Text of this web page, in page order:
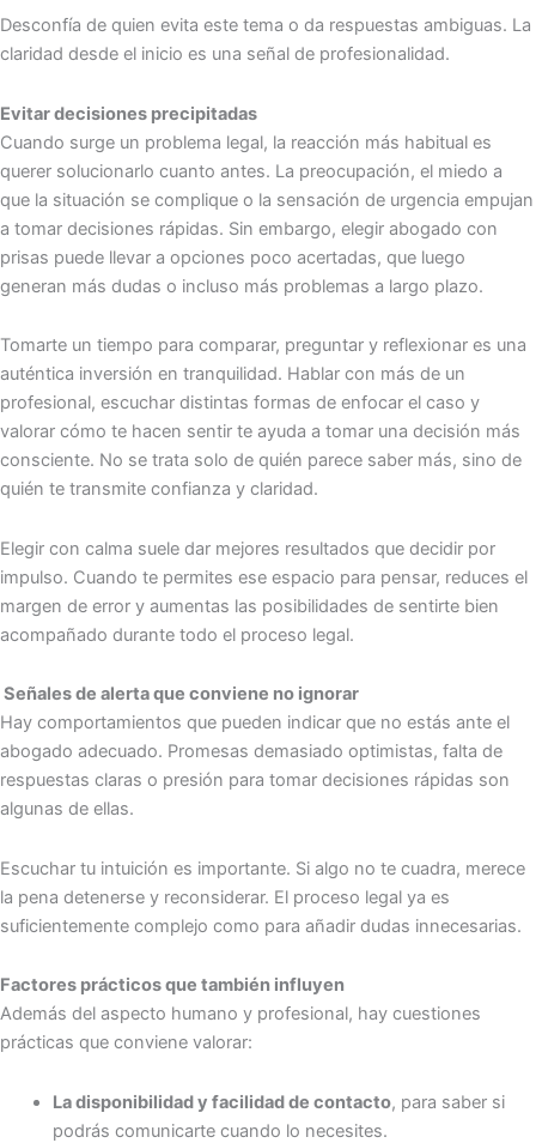
Desconfía de quien evita este tema o da respuestas ambiguas. La
claridad desde el inicio es una señal de profesionalidad.
Evitar decisiones precipitadas
Cuando surge un problema legal, la reacción más habitual es
querer solucionarlo cuanto antes. La preocupación, el miedo a
que la situación se complique o la sensación de urgencia empujan
a tomar decisiones rápidas. Sin embargo, elegir abogado con
prisas puede llevar a opciones poco acertadas, que luego
generan más dudas o incluso más problemas a largo plazo.
Tomarte un tiempo para comparar, preguntar y reflexionar es una
auténtica inversión en tranquilidad. Hablar con más de un
profesional, escuchar distintas formas de enfocar el caso y
valorar cómo te hacen sentir te ayuda a tomar una decisión más
consciente. No se trata solo de quién parece saber más, sino de
quién te transmite confianza y claridad.
Elegir con calma suele dar mejores resultados que decidir por
impulso. Cuando te permites ese espacio para pensar, reduces el
margen de error y aumentas las posibilidades de sentirte bien
acompañado durante todo el proceso legal.
Señales de alerta que conviene no ignorar
Hay comportamientos que pueden indicar que no estás ante el
abogado adecuado. Promesas demasiado optimistas, falta de
respuestas claras o presión para tomar decisiones rápidas son
algunas de ellas.
Escuchar tu intuición es importante. Si algo no te cuadra, merece
la pena detenerse y reconsiderar. El proceso legal ya es
suficientemente complejo como para añadir dudas innecesarias.
Factores prácticos que también influyen
Además del aspecto humano y profesional, hay cuestiones
prácticas que conviene valorar:
La disponibilidad y facilidad de contacto, para saber si
podrás comunicarte cuando lo necesites.